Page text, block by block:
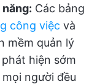
Các bảng
công việc và
mềm quản lý
hiện sớm
người đều